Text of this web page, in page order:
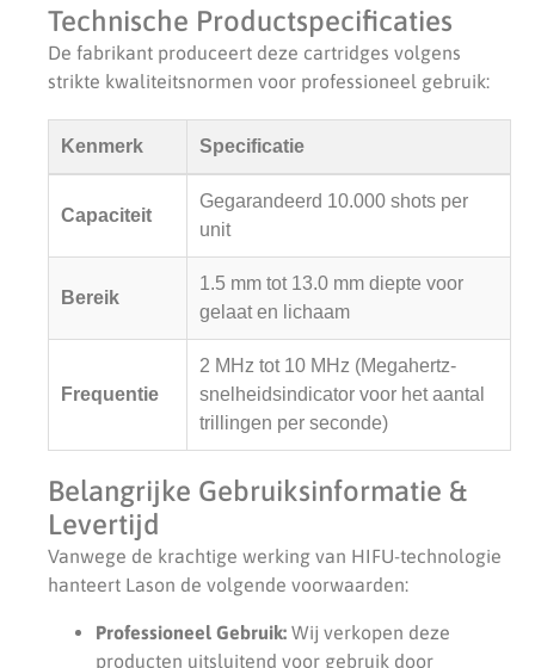
Technische Productspecificaties
De fabrikant produceert deze cartridges volgens
strikte kwaliteitsnormen voor professioneel gebruik:
Kenmerk Specificatie
Capaciteit
Gegarandeerd 10.000 shots per
unit
Bereik
1.5 mm tot 13.0 mm diepte voor
gelaat en lichaam
Frequentie
2 MHz tot 10 MHz (Megahertz-
snelheidsindicator voor het aantal
trillingen per seconde)
Belangrijke Gebruiksinformatie &
Levertijd
Vanwege de krachtige werking van HIFU-technologie
hanteert Lason de volgende voorwaarden:
Professioneel Gebruik: Wij verkopen deze
producten uitsluitend voor gebruik door